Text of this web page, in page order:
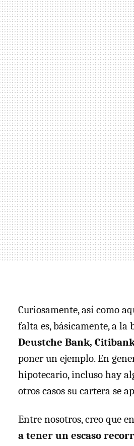
Curiosamente, así como
falta es, básicamente, a la
Deustche Bank,
poner un ejemplo. En
hipotecario, incluso hay
otros casos su cartera se
Entre nosotros, creo que
a tener un escaso